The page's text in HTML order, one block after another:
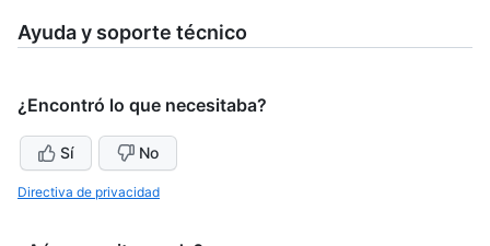
Ayuda y soporte técnico
¿Encontró lo que necesitaba?
Sí No
Directiva de privacidad